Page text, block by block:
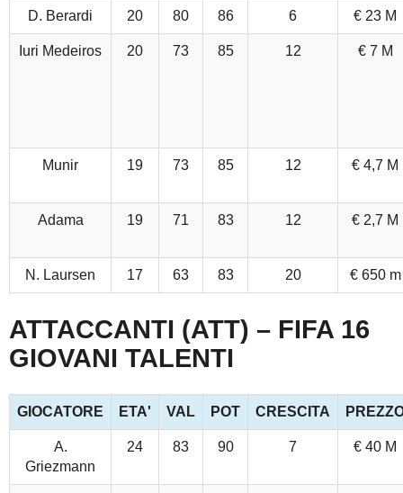
D. Berardi 20 80 86 6 € 23 M
Iuri Medeiros 20 73 85 12 € 7 M
Munir 19 73 85 12 € 4,7 M
Adama 19 71 83 12 € 2,7 M
N. Laursen 17 63 83 20 € 650 m
ATTACCANTI (ATT) – FIFA 16
GIOVANI TALENTI
GIOCATORE ETA' VAL POT CRESCITA
A.
Griezmann
24 83 90 7 € 40 M